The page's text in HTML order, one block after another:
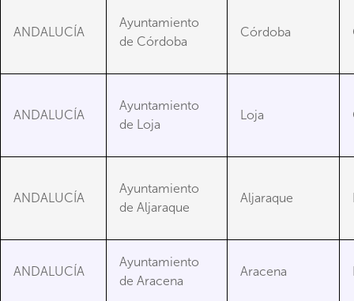
ANDALUCÍA
Ayuntamiento
de Córdoba
Córdoba
ANDALUCÍA
Ayuntamiento
de Loja
Loja
ANDALUCÍA
Ayuntamiento
de Aljaraque
Aljaraque
ANDALUCÍA
Ayuntamiento
de Aracena
Aracena